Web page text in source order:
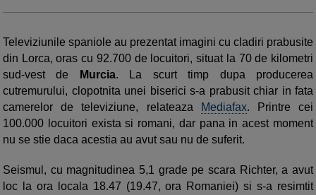
Televiziunile spaniole au prezentat imagini cu cladiri prabusite
din Lorca, oras cu 92.700 de locuitori, situat la 70 de kilometri
sud-vest de
Murcia. La scurt timp dupa producerea
cutremurului, clopotnita unei biserici s-a prabusit chiar in fata
camerelor de televiziune, relateaza
Mediafax. Printre cei
100.000 locuitori exista si romani, dar pana in acest moment
nu se stie daca acestia au avut sau nu de suferit.
Seismul, cu magnitudinea 5,1 grade pe scara Richter, a avut
loc la ora locala 18.47 (19.47, ora Romaniei) si s-a resimtit